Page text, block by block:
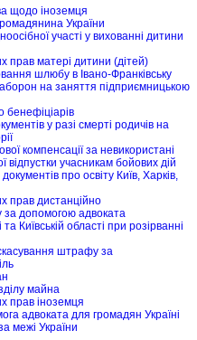
щодо іноземця
України
участі у вихованні дитини
прав матері дитини (дітей)
шлюбу в Івано-Франківську
на заняття підприємницькою
бенефіціарів
у разі смерті родичів на
компенсації за невикористані
відпустки учасникам бойових дій
про освіту Київ, Харків,
прав дистанційно
допомогою адвоката
Київській області при розірванні
штрафу за
майна
прав іноземця
адвоката для громадян Україні
межі України